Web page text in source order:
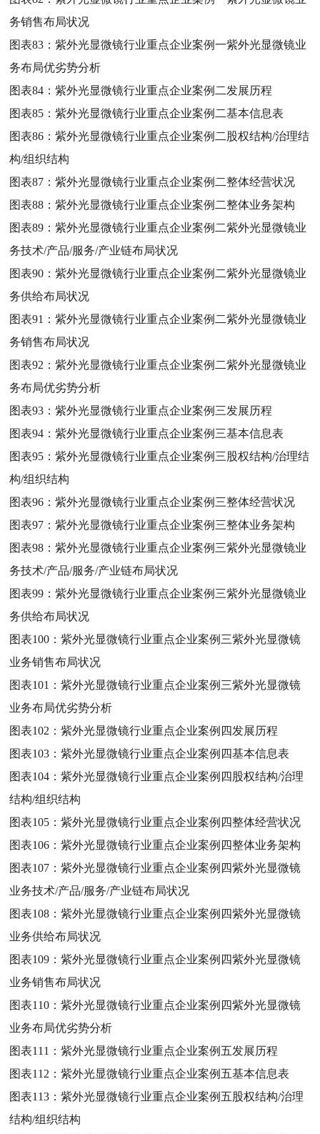
务销售布局状况
图表83：紫外光显微镜行业重点企业案例一紫外光显微镜业
务布局优劣势分析
图表84：紫外光显微镜行业重点企业案例二发展历程
图表85：紫外光显微镜行业重点企业案例二基本信息表
图表86：紫外光显微镜行业重点企业案例二股权结构/治理结
构/组织结构
图表87：紫外光显微镜行业重点企业案例二整体经营状况
图表88：紫外光显微镜行业重点企业案例二整体业务架构
图表89：紫外光显微镜行业重点企业案例二紫外光显微镜业
务技术/产品/服务/产业链布局状况
图表90：紫外光显微镜行业重点企业案例二紫外光显微镜业
务供给布局状况
图表91：紫外光显微镜行业重点企业案例二紫外光显微镜业
务销售布局状况
图表92：紫外光显微镜行业重点企业案例二紫外光显微镜业
务布局优劣势分析
图表93：紫外光显微镜行业重点企业案例三发展历程
图表94：紫外光显微镜行业重点企业案例三基本信息表
图表95：紫外光显微镜行业重点企业案例三股权结构/治理结
构/组织结构
图表96：紫外光显微镜行业重点企业案例三整体经营状况
图表97：紫外光显微镜行业重点企业案例三整体业务架构
图表98：紫外光显微镜行业重点企业案例三紫外光显微镜业
务技术/产品/服务/产业链布局状况
图表99：紫外光显微镜行业重点企业案例三紫外光显微镜业
务供给布局状况
图表100：紫外光显微镜行业重点企业案例三紫外光显微镜
业务销售布局状况
图表101：紫外光显微镜行业重点企业案例三紫外光显微镜
业务布局优劣势分析
图表102：紫外光显微镜行业重点企业案例四发展历程
图表103：紫外光显微镜行业重点企业案例四基本信息表
图表104：紫外光显微镜行业重点企业案例四股权结构/治理
结构/组织结构
图表105：紫外光显微镜行业重点企业案例四整体经营状况
图表106：紫外光显微镜行业重点企业案例四整体业务架构
图表107：紫外光显微镜行业重点企业案例四紫外光显微镜
业务技术/产品/服务/产业链布局状况
图表108：紫外光显微镜行业重点企业案例四紫外光显微镜
业务供给布局状况
图表109：紫外光显微镜行业重点企业案例四紫外光显微镜
业务销售布局状况
图表110：紫外光显微镜行业重点企业案例四紫外光显微镜
业务布局优劣势分析
图表111：紫外光显微镜行业重点企业案例五发展历程
图表112：紫外光显微镜行业重点企业案例五基本信息表
图表113：紫外光显微镜行业重点企业案例五股权结构/治理
结构/组织结构